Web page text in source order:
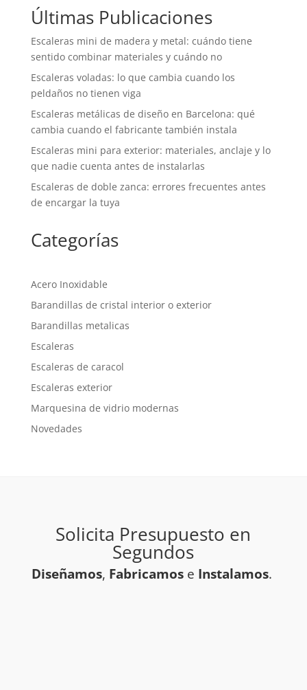
Últimas Publicaciones
Escaleras mini de madera y metal: cuándo tiene
sentido combinar materiales y cuándo no
Escaleras voladas: lo que cambia cuando los
peldaños no tienen viga
Escaleras metálicas de diseño en Barcelona: qué
cambia cuando el fabricante también instala
Escaleras mini para exterior: materiales, anclaje y lo
que nadie cuenta antes de instalarlas
Escaleras de doble zanca: errores frecuentes antes
de encargar la tuya
Categorías
Acero Inoxidable
Barandillas de cristal interior o exterior
Barandillas metalicas
Escaleras
Escaleras de caracol
Escaleras exterior
Marquesina de vidrio modernas
Novedades
Solicita Presupuesto en
Segundos
Diseñamos, Fabricamos e Instalamos.